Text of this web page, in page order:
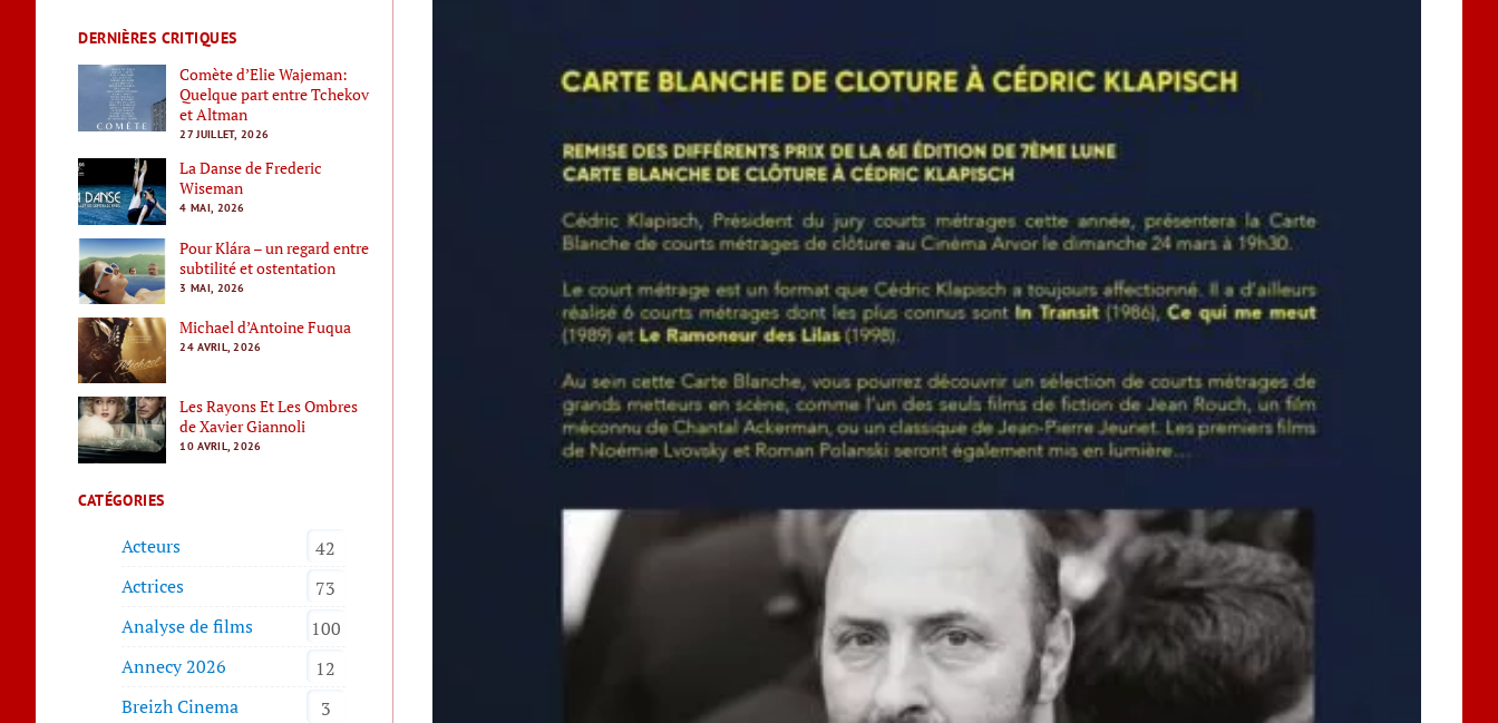
DERNIÈRES CRITIQUES
Comète d’Elie Wajeman:
Quelque part entre Tchekov
et Altman
27 JUILLET, 2026
La Danse de Frederic
Wiseman
4 MAI, 2026
Pour Klára – un regard entre
subtilité et ostentation
3 MAI, 2026
Michael d’Antoine Fuqua
24 AVRIL, 2026
Les Rayons Et Les Ombres
de Xavier Giannoli
10 AVRIL, 2026
CATÉGORIES
Acteurs
42
Actrices
73
Analyse de films
100
Annecy 2026
12
Breizh Cinema
3